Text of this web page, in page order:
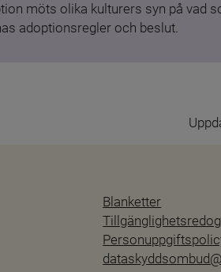
möts olika kulturers syn på vad
adoptionsregler och beslut.
Blanketter